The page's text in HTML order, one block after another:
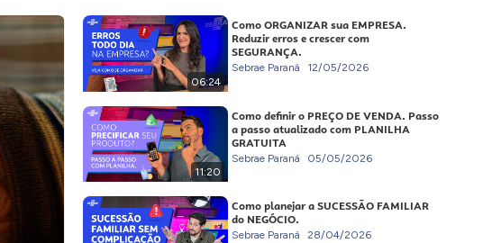
06:24
Como ORGANIZAR sua EMPRESA.
Reduzir erros e crescer com
SEGURANÇA.
Sebrae Paraná 12/05/2026
11:20
Como definir o PREÇO DE VENDA. Passo
a passo atualizado com PLANILHA
GRATUITA
Sebrae Paraná 05/05/2026
Como planejar a SUCESSÃO FAMILIAR
do NEGÓCIO.
Sebrae Paraná 28/04/2026